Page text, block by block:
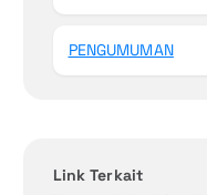
PENGUMUMAN
Link Terkait